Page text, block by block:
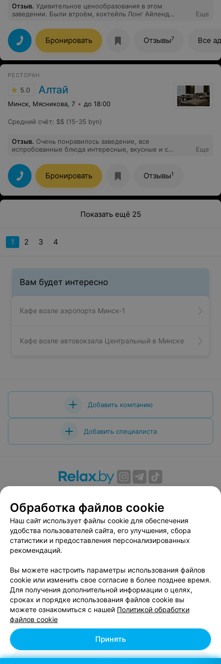
вопросов нет никаких, все было отлично.
Отзыв. Удивительное ценообразования в этом
заведении. Были втроём, коктейль Лонг Айленд
дочка была с большой компанией и, надо же, тот же
Лонг Айленд уже стоил 50 рублей. За две недели так
сильно у вас подорожал алкоголь? Согласно чеку в
коктейле больше 200 грамм крепкого алкоголя.
Серьёзно? Обман клиентов в ассортименте.
Еще
Бронировать Отзывы7 Все
РЕСТОРАН
5.0 Алтай
Минск, Мясникова, 7 до 18:00
Средний счёт: $$ (15-35 byn)
Отзыв. Очень понравилось заведение, все
испробованные блюда интересные, вкусные и с
обслуживание в целом.
Еще
Бронировать Отзывы1
Показать ещё 25
1 2 3 4
Вам будет интересно
Кафе возле аэропорта Минск-1
Кафе возле автовокзала Центральный в Минске
Добавить компанию
Добавить специалиста
Вакансии
Публичный договор
Способы оплаты
Публичный договор по использованию сервиса
«Афиша»
Пользовательское соглашение
Связаться по вопросам сотрудничества
Написать руководителю relax.by
Персональные настройки cookie
Обработка персональных данных
© 2026 ООО «Артокс Лаб», УНП 191700409, регистрирующий орган -
Минский горисполком| 220012, Республика Беларусь, г. Минск,
Обработка файлов cookie
Наш сайт использует файлы cookie для обеспечения
удобства пользователей сайта, его улучшения, сбора
статистики и предоставления персонализированных
рекомендаций.
Вы можете настроить параметры использования файлов
cookie или изменить свое согласие в более позднее время.
Для получения дополнительной информации о целях,
сроках и порядке использования файлов cookie вы
можете ознакомиться с нашей Политикой обработки
файлов cookie
Отклонить
Принять